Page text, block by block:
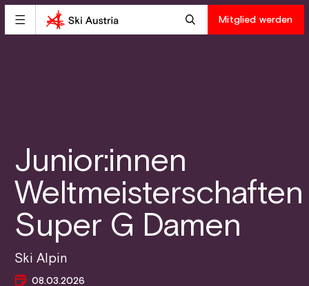
Mitglied werden
Junior:innen
Weltmeisterschaften
Super G Damen
Ski Alpin
08.03.2026